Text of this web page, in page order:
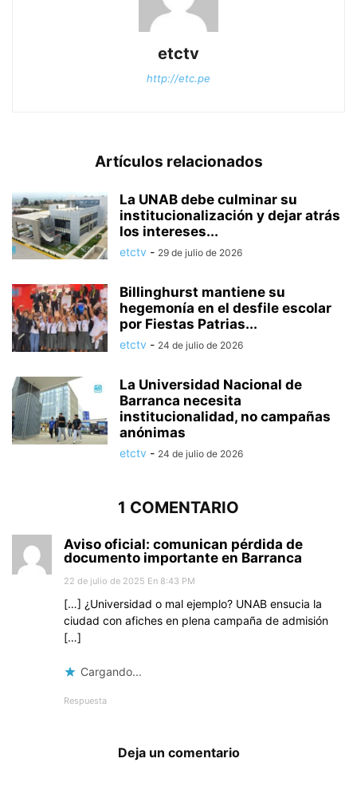
etctv
http://etc.pe
Artículos relacionados
La UNAB debe culminar su
institucionalización y dejar atrás
los intereses...
etctv - 29 de julio de 2026
Billinghurst mantiene su
hegemonía en el desfile escolar
por Fiestas Patrias...
etctv - 24 de julio de 2026
La Universidad Nacional de
Barranca necesita
institucionalidad, no campañas
anónimas
etctv - 24 de julio de 2026
1 COMENTARIO
Aviso oficial: comunican pérdida de
documento importante en Barranca
22 de julio de 2025 En 8:43 PM
[…] ¿Universidad o mal ejemplo? UNAB ensucia la
ciudad con afiches en plena campaña de admisión
[…]
Cargando...
Respuesta
Deja un comentario